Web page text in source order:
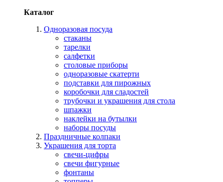
Каталог
Одноразовая посуда
стаканы
тарелки
салфетки
столовые приборы
одноразовые скатерти
подставки для пирожных
коробочки для сладостей
трубочки и украшения для стола
шпажки
наклейки на бутылки
наборы посуды
Праздничные колпаки
Украшения для торта
свечи-цифры
свечи фигурные
фонтаны